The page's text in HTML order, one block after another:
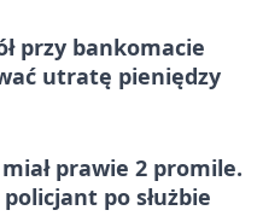
przy bankomacie
utratę pieniędzy
prawie 2 promile.
po służbie